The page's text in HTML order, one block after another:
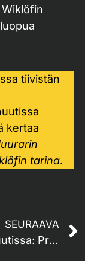
tiivistän
kertaa
tarina.
SEURAAVA
Kirja minuutissa: Predictably Irrational